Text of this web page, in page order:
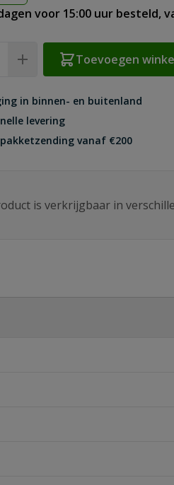
voor 15:00 uur besteld,
Toevoegen
in binnen- en buitenland
levering
vanaf €200
is verkrijgbaar in